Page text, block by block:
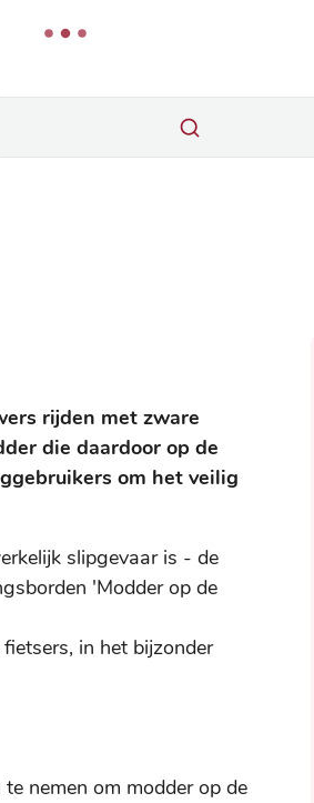
rijden met zware
die daardoor op de
om het veilig
slipgevaar is - de
'Modder op de
in het bijzonder
nemen om modder op de